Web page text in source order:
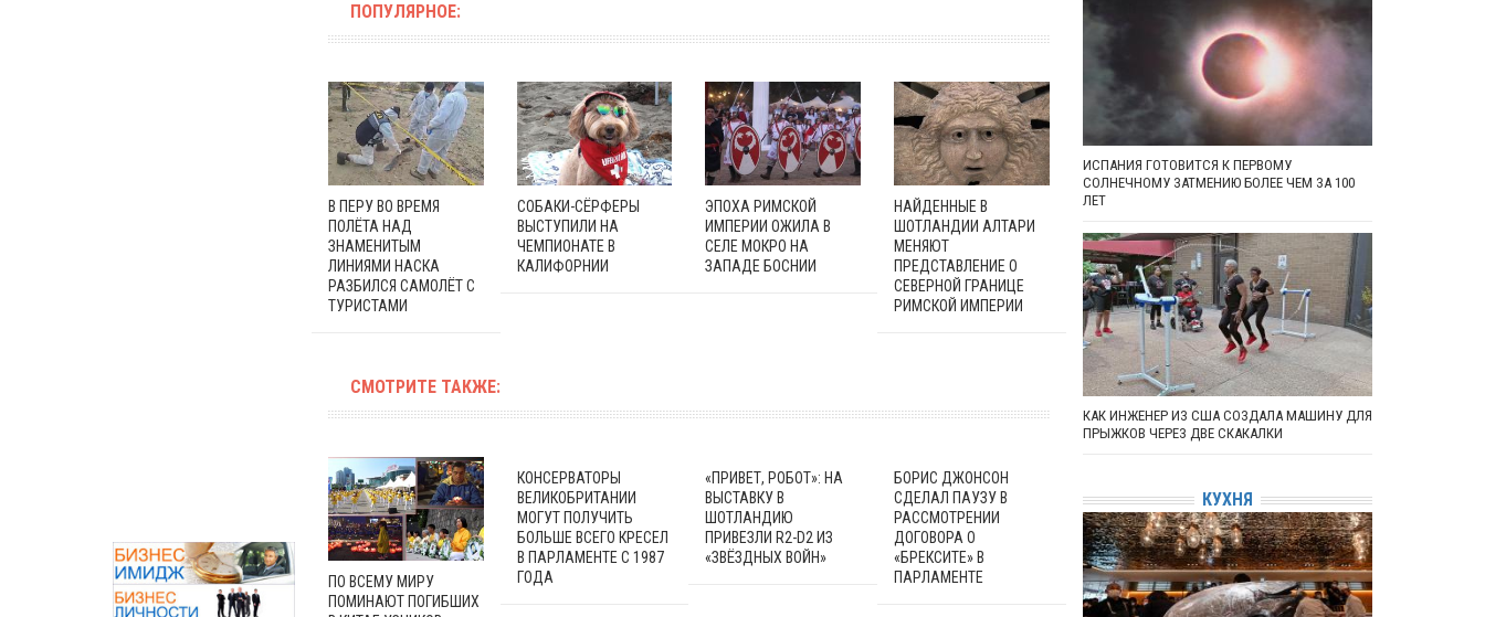
ПОПУЛЯРНОЕ:
В ПЕРУ ВО ВРЕМЯ
ПОЛЁТА НАД
ЗНАМЕНИТЫМ
ЛИНИЯМИ НАСКА
РАЗБИЛСЯ САМОЛЁТ С
ТУРИСТАМИ
СОБАКИ-СЁРФЕРЫ
ВЫСТУПИЛИ НА
ЧЕМПИОНАТЕ В
КАЛИФОРНИИ
ЭПОХА РИМСКОЙ
ИМПЕРИИ ОЖИЛА В
СЕЛЕ МОКРО НА
ЗАПАДЕ БОСНИИ
НАЙДЕННЫЕ В
ШОТЛАНДИИ АЛТАРИ
МЕНЯЮТ
ПРЕДСТАВЛЕНИЕ О
СЕВЕРНОЙ ГРАНИЦЕ
РИМСКОЙ ИМПЕРИИ
СМОТРИТЕ ТАКЖЕ:
ПО ВСЕМУ МИРУ
ПОМИНАЮТ ПОГИБШИХ
КОНСЕРВАТОРЫ
ВЕЛИКОБРИТАНИИ
МОГУТ ПОЛУЧИТЬ
БОЛЬШЕ ВСЕГО КРЕСЕЛ
В ПАРЛАМЕНТЕ С 1987
ГОДА
«ПРИВЕТ, РОБОТ»: НА
ВЫСТАВКУ В
ШОТЛАНДИЮ
ПРИВЕЗЛИ R2-D2 ИЗ
«ЗВЁЗДНЫХ ВОЙН»
БОРИС ДЖОНСОН
СДЕЛАЛ ПАУЗУ В
РАССМОТРЕНИИ
ДОГОВОРА О
«БРЕКСИТЕ» В
ПАРЛАМЕНТЕ
ИСПАНИЯ ГОТОВИТСЯ К ПЕРВОМУ
СОЛНЕЧНОМУ ЗАТМЕНИЮ БОЛЕЕ ЧЕМ ЗА 100
ЛЕТ
КАК ИНЖЕНЕР ИЗ США СОЗДАЛА МАШИНУ ДЛЯ
ПРЫЖКОВ ЧЕРЕЗ ДВЕ СКАКАЛКИ
КУХНЯ